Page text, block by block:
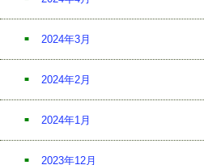
2024年3月
2024年2月
2024年1月
2023年12月